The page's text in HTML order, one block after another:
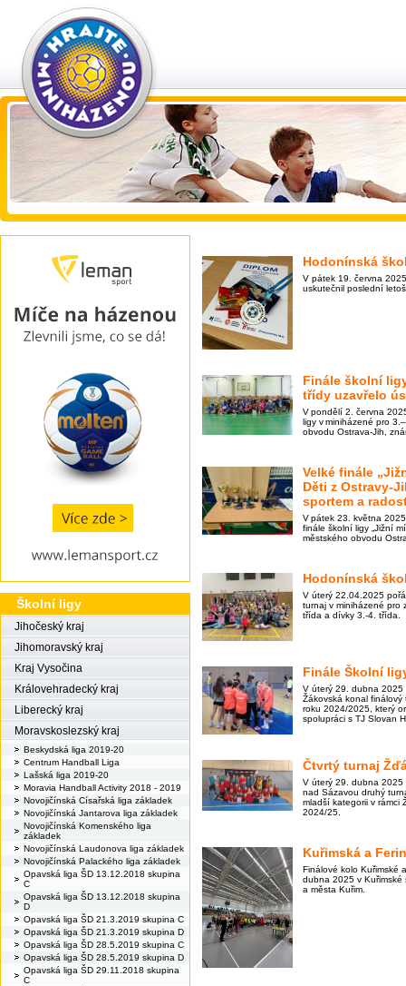
Školní ligy
Jihočeský kraj
Jihomoravský kraj
Kraj Vysočina
Královehradecký kraj
Liberecký kraj
Moravskoslezský kraj
Beskydská liga 2019-20
Centrum Handball Liga
Lašská liga 2019-20
Moravia Handball Activity 2018 - 2019
Novojičínská Císařská liga základek
Novojičínská Jantarova liga základek
Novojičínská Komenského liga
základek
Novojičínská Laudonova liga základek
Novojičínská Palackého liga základek
Opavská liga ŠD 13.12.2018 skupina
C
Opavská liga ŠD 13.12.2018 skupina
D
Opavská liga ŠD 21.3.2019 skupina C
Opavská liga ŠD 21.3.2019 skupina D
Opavská liga ŠD 28.5.2019 skupina C
Opavská liga ŠD 28.5.2019 skupina D
Opavská liga ŠD 29.11.2018 skupina
C
Hodonínská
V pátek 19. června
uskutečnil poslední
Finále školní
třídy uzavřelo
V pondělí 2. června
ligy v miniházené pro
obvodu Ostrava-Jih,
Velké finále
Děti z Ostravy-
sportem a
V pátek 23. května
finále školní ligy „Jižní
městského obvodu
Hodonínská
V úterý 22.04.2025
turnaj v miniházené pro
třída a dívky 3.-4. třída.
Finále Školní
V úterý 29. dubna
Žákovská konal
roku 2024/2025, který
spolupráci s TJ Slovan
Čtvrtý turnaj
V úterý 29. dubna 2025
nad Sázavou druhý
mladší kategorii v rámci
2024/25.
Kuřimská a
Finálové kolo Kuřimské
dubna 2025 v Kuřimské
a města Kuřim.